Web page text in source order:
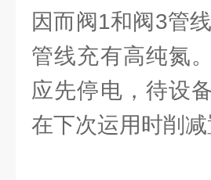
因而阀1和阀3管
管线充有高纯氮
应先停电，待设
在下次运用时削